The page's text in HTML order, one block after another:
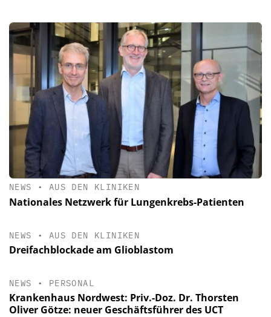
NEWS • AUS DEN KLINIKEN
Nationales Netzwerk für Lungenkrebs-Patienten
NEWS • AUS DEN KLINIKEN
Dreifachblockade am Glioblastom
NEWS • PERSONAL
Krankenhaus Nordwest: Priv.-Doz. Dr. Thorsten
Oliver Götze: neuer Geschäftsführer des UCT